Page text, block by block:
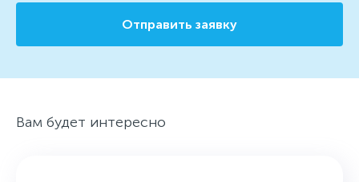
Отправить заявку
Вам будет интересно